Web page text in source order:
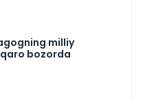
milliy
bozorda